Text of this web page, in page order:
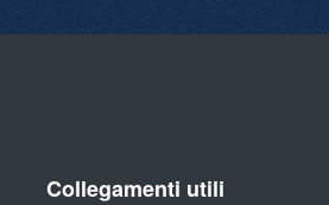
Collegamenti utili